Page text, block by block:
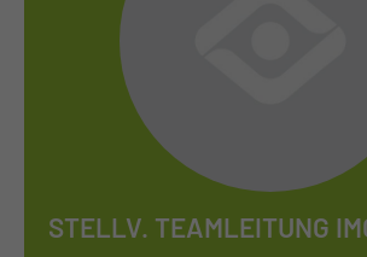
STELLV. TEAMLEITUNG